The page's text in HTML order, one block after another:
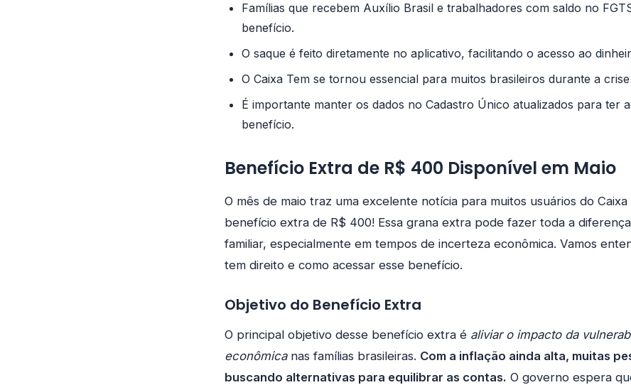
Famílias que recebem Auxílio Brasil e trabalhadores com saldo no
benefício.
O saque é feito diretamente no aplicativo, facilitando o acesso ao
O Caixa Tem se tornou essencial para muitos brasileiros durante a
É importante manter os dados no Cadastro Único atualizados para ter
benefício.
Benefício Extra de R$ 400 Disponível em Maio
O mês de maio traz uma excelente notícia para muitos usuários do Caixa
benefício extra de R$ 400! Essa grana extra pode fazer toda a
familiar, especialmente em tempos de incerteza econômica. Vamos
tem direito e como acessar esse benefício.
Objetivo do Benefício Extra
O principal objetivo desse benefício extra é aliviar o impacto da
econômicanas famílias brasileiras. Com a inflação ainda alta, muitas
buscando alternativas para equilibrar as contas. O governo espera